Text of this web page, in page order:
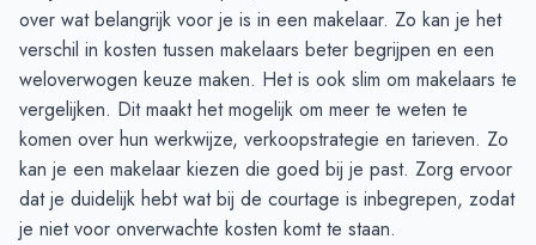
over wat belangrijk voor je is in een makelaar. Zo kan je het
verschil in kosten tussen makelaars beter begrijpen en een
weloverwogen keuze maken. Het is ook slim om makelaars te
vergelijken. Dit maakt het mogelijk om meer te weten te
komen over hun werkwijze, verkoopstrategie en tarieven. Zo
kan je een makelaar kiezen die goed bij je past. Zorg ervoor
dat je duidelijk hebt wat bij de courtage is inbegrepen, zodat
je niet voor onverwachte kosten komt te staan.